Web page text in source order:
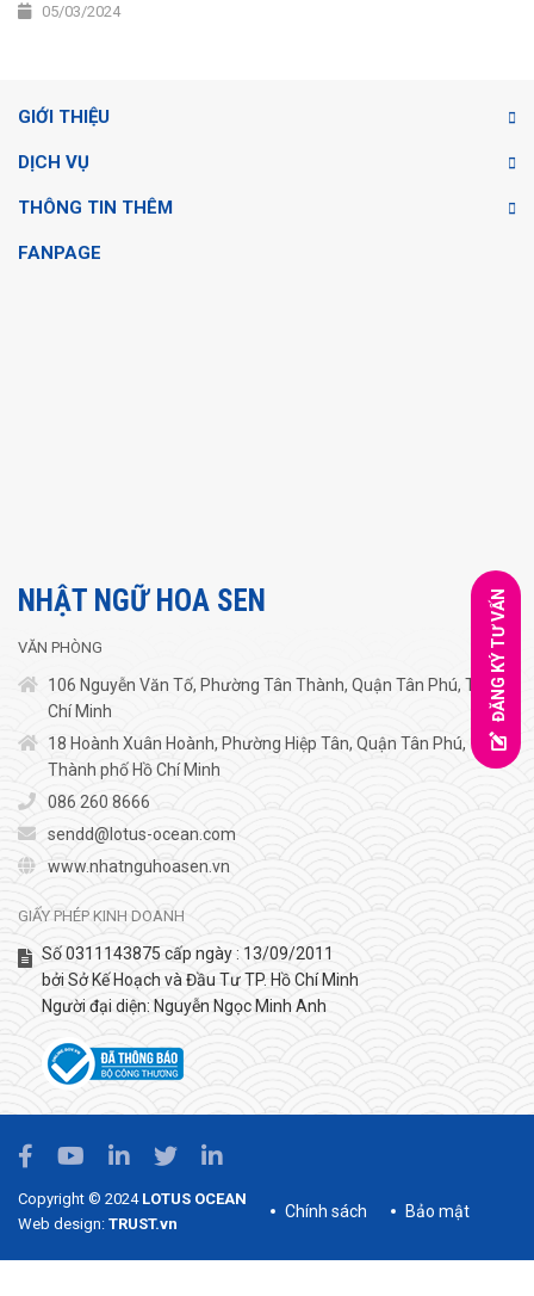
05/03/2024
GIỚI THIỆU
DỊCH VỤ
THÔNG TIN THÊM
FANPAGE
NHẬT NGỮ HOA SEN
VĂN PHÒNG
106 Nguyễn Văn Tố, Phường Tân Thành, Quận Tân Phú, TP.Hồ
Chí Minh
18 Hoành Xuân Hoành, Phường Hiệp Tân, Quận Tân Phú,
Thành phố Hồ Chí Minh
086 260 8666
sendd@lotus-ocean.com
www.nhatnguhoasen.vn
GIẤY PHÉP KINH DOANH
Số 0311143875 cấp ngày : 13/09/2011
bởi Sở Kế Hoạch và Đầu Tư TP. Hồ Chí Minh
Người đại diện: Nguyễn Ngọc Minh Anh
Copyright © 2024 LOTUS OCEAN
Web design: TRUST.vn
Chính sách Bảo mật
ĐĂNG KÝ TƯ VẤN